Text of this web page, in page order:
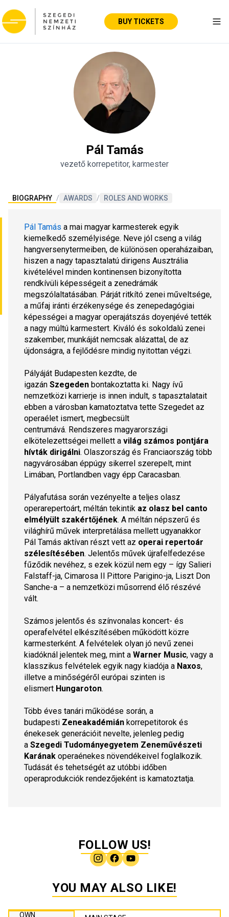
BUY TICKETS
Pál Tamás
vezető korrepetitor, karmester
BIOGRAPHY / AWARDS / ROLES AND WORKS
Pál Tamás a mai magyar karmesterek egyik
kiemelkedő személyisége. Neve jól cseng a világ
hangversenytermeiben, de különösen operaházaiban,
hiszen a nagy tapasztalatú dirigens Ausztrália
kivételével minden kontinensen bizonyította
rendkívüli képességeit a zenedrámák
megszólaltatásában. Párját ritkító zenei műveltsége,
a műfaj iránti érzékenysége és zenepedagógiai
képességei a magyar operajátszás doyenjévé tették
a nagy múltú karmestert. Kiváló és sokoldalú zenei
szakember, munkáját nemcsak alázattal, de az
újdonságra, a fejlődésre mindig nyitottan végzi.
Pályáját Budapesten kezdte, de
igazán Szegeden bontakoztatta ki. Nagy ívű
nemzetközi karrierje is innen indult, s tapasztalatait
ebben a városban kamatoztatva tette Szegedet az
operaélet ismert, megbecsült
centrumává. Rendszeres magyarországi
elkötelezettségei mellett a világ számos pontjára
hívták dirigálni. Olaszország és Franciaország több
nagyvárosában éppúgy sikerrel szerepelt, mint
Limában, Portlandben vagy épp Caracasban.
Pályafutása során vezényelte a teljes olasz
operarepertoárt, méltán tekintik az olasz bel canto
elmélyült szakértőjének. A méltán népszerű és
világhírű művek interpretálása mellett ugyanakkor
Pál Tamás aktívan részt vett az operai repertoár
szélesítésében. Jelentős művek újrafelfedezése
fűződik nevéhez, s ezek közül nem egy – így Salieri
Falstaff-ja, Cimarosa Il Pittore Parigino-ja, Liszt Don
Sanche-a – a nemzetközi műsorrend élő részévé
vált.
Számos jelentős és színvonalas koncert- és
operafelvétel elkészítésében működött közre
karmesterként. A felvételek olyan jó nevű zenei
kiadóknál jelentek meg, mint a Warner Music, vagy a
klasszikus felvételek egyik nagy kiadója a Naxos,
illetve a minőségéről európai szinten is
elismert Hungaroton.
Több éves tanári működése során, a
budapesti Zeneakadémián korrepetitorok és
énekesek generációit nevelte, jelenleg pedig
a Szegedi Tudományegyetem Zeneművészeti
Karának operaénekes növendékeivel foglalkozik.
Tudását és tehetségét az utóbbi időben
operaprodukciók rendezőjeként is kamatoztatja.
FOLLOW US!
YOU MAY ALSO LIKE!
OWN